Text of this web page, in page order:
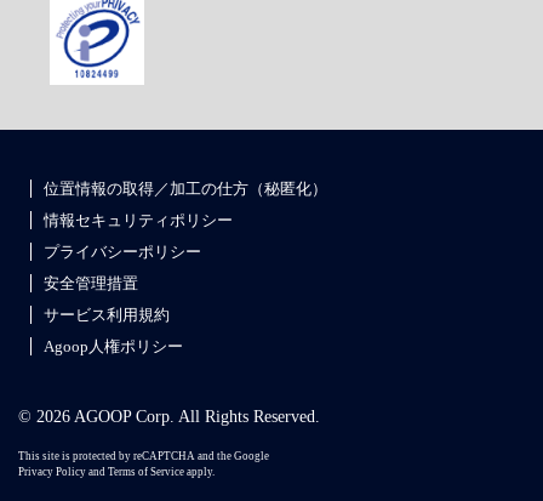
位置情報の取得／加工の仕方（秘匿化）
情報セキュリティポリシー
プライバシーポリシー
安全管理措置
サービス利用規約
Agoop人権ポリシー
© 2026 AGOOP Corp. All Rights Reserved.
This site is protected by reCAPTCHA and the Google
Privacy Policy and Terms of Service apply.